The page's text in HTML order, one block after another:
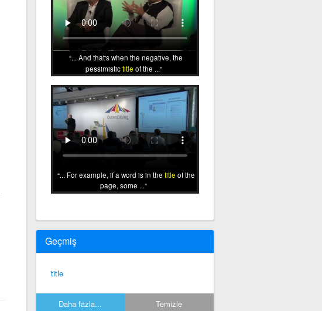
... And that's when the negative, the
pessimistictitle of the ...
... For example, if a word is in the title of the
page, some ...
Geçmiş
title
Daha fazla... Temizle